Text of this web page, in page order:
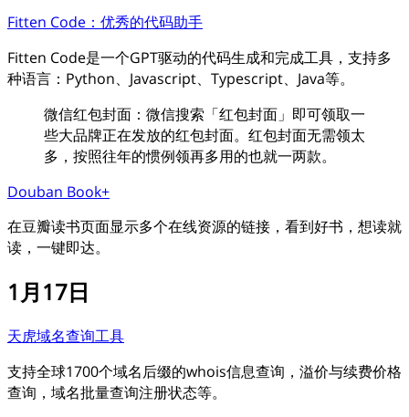
Fitten Code：优秀的代码助手
Fitten Code是一个GPT驱动的代码生成和完成工具，支持多
种语言：Python、Javascript、Typescript、Java等。
微信红包封面：微信搜索「红包封面」即可领取一
些大品牌正在发放的红包封面。红包封面无需领太
多，按照往年的惯例领再多用的也就一两款。
Douban Book+
在豆瓣读书页面显示多个在线资源的链接，看到好书，想读就
读，一键即达。
1月17日
天虎域名查询工具
支持全球1700个域名后缀的whois信息查询，溢价与续费价格
查询，域名批量查询注册状态等。